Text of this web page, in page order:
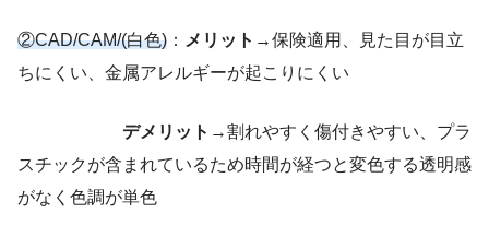
②CAD/CAM/(白色) ： メリット →保険適用、見た目が目立
ちにくい、金属アレルギーが起こりにくい
デメリット →割れやすく傷付きやすい、プラ
スチックが含まれているため時間が経つと変色する透明感
がなく色調が単色